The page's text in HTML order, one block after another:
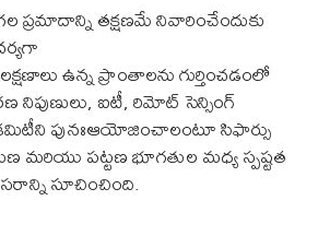
ప్రమాదాన్ని తక్షణమే నివారించేందుకు
ఉన్న ప్రాంతాలను గుర్తించడంలో
నిపుణులు, ఐటీ, రిమోట్ సెన్సింగ్
పునఃఆయోజించాలంటూ సిఫార్సు
మరియు పట్టణ భూగతుల మధ్య స్పష్టత
సూచించింది.